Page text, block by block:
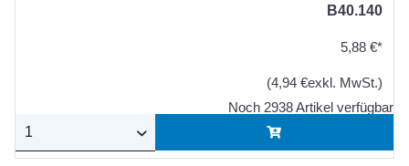
B40.140
5,88 €*
(4,94 €exkl. MwSt.)
Noch 2938 Artikel verfügbar